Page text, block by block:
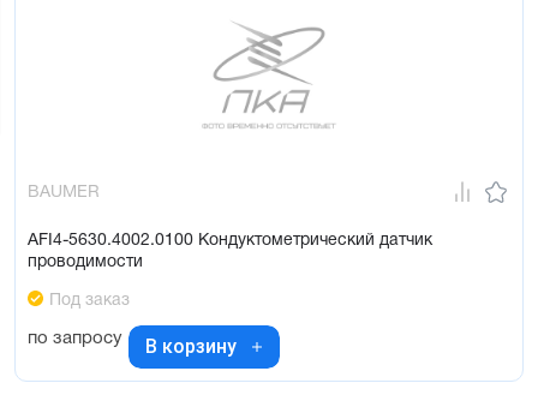
BAUMER
AFI4-5630.4002.0100 Кондуктометрический датчик
проводимости
Под заказ
по запросу В корзину